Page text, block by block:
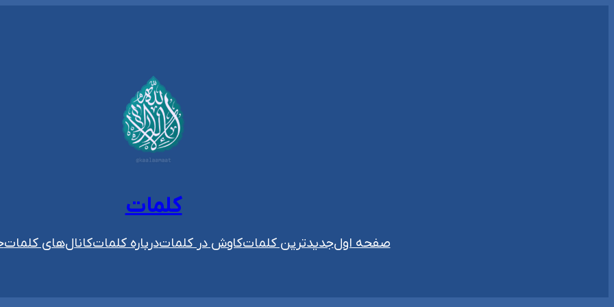
کلمات
صفحه اولجدیدترین کلماتکاوش در کلماتدرباره کلماتکانال‌های کلمات